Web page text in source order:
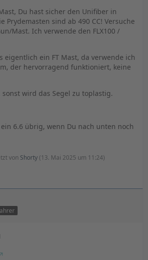
Du hast sicher den Unifiber in
Prydemasten sind ab 490 CC! Versuche
Mast. Ich verwende den FLX100 /
eigentlich ein FT Mast, da verwende ich
der hervorragend funktioniert, keine
sonst wird das Segel zu toplastig.
ein 6.6 übrig, wenn Du nach unten noch
von Shorty (13. Mai 2025 um 11:24)